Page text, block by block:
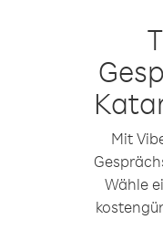
Mit
Wähle